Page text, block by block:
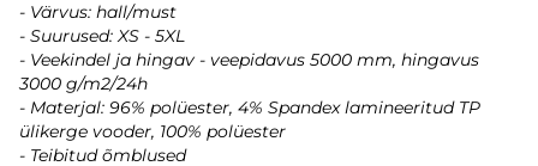
- Värvus: hall/must
- Suurused: XS - 5XL
- Veekindel ja hingav - veepidavus 5000 mm, hingavus
3000 g/m2/24h
- Materjal: 96% polüester, 4% Spandex lamineeritud TP
ülikerge vooder, 100% polüester
- Teibitud õmblused